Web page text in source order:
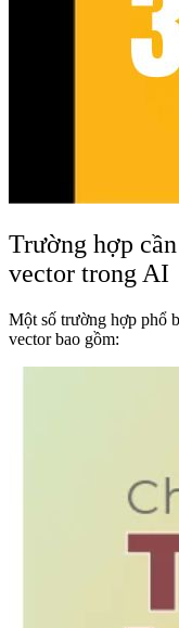
Trường hợp
vector trong AI
Một số trường hợp phổ
vector bao gồm: